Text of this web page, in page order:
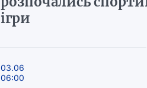
ігри
03.06
06:00